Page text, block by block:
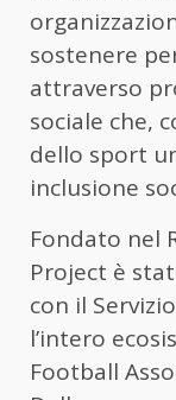
sostenere
attraverso
sociale che,
dello sport
inclusione
Fondato nel
Project è
con il
l’intero
Football